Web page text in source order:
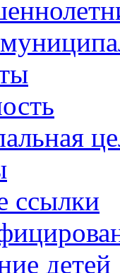
ссылки
детей